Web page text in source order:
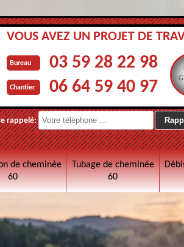
VOUS AVEZ UN PROJET DE
Bureau 03 59 28 22 98
Chantier 06 64 59 40 97
rappelé:
de cheminée
60
Tubage de cheminée
60